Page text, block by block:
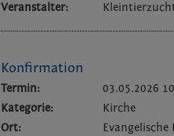
Veranstalter:
Konfirmation
Termin:
03.05.2026
Kategorie:
Kirche
Ort:
Evangelische